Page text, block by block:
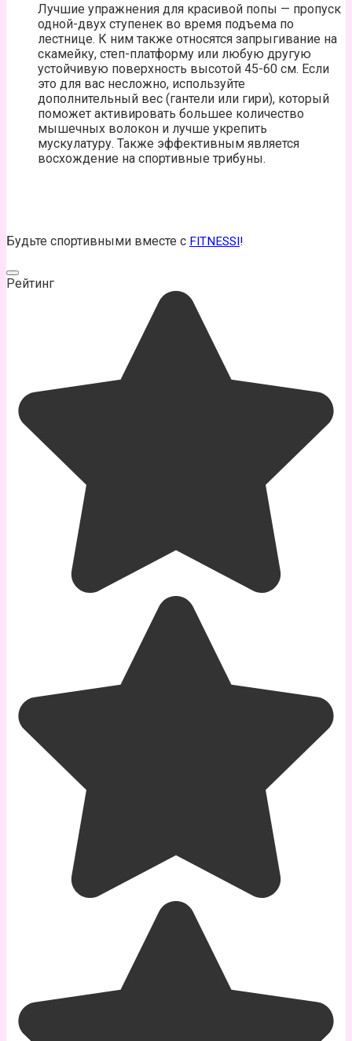
Лучшие упражнения для красивой попы — пропуск
одной-двух ступенек во время подъема по
лестнице. К ним также относятся запрыгивание на
скамейку, степ-платформу или любую другую
устойчивую поверхность высотой 45-60 см. Если
это для вас несложно, используйте
дополнительный вес (гантели или гири), который
поможет активировать большее количество
мышечных волокон и лучше укрепить
мускулатуру. Также эффективным является
восхождение на спортивные трибуны.
Будьте спортивными вместе с FITNESSI!
Рейтинг